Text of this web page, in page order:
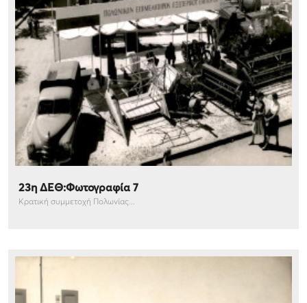
23η ΔΕΘ:Φωτογραφία 7
Κρατική συμμετοχή Πολωνίας...